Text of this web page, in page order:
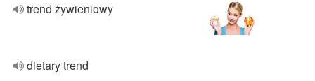
trend żywieniowy
dietary trend